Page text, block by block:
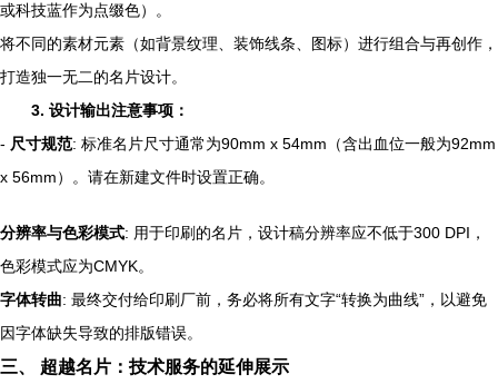
或科技蓝作为点缀色）。
将不同的素材元素（如背景纹理、装饰线条、图标）进行组合与再创作，
打造独一无二的名片设计。
3. 设计输出注意事项：
- 尺寸规范: 标准名片尺寸通常为90mm x 54mm（含出血位一般为92mm
x 56mm）。请在新建文件时设置正确。
分辨率与色彩模式: 用于印刷的名片，设计稿分辨率应不低于300 DPI，
色彩模式应为CMYK。
字体转曲: 最终交付给印刷厂前，务必将所有文字“转换为曲线”，以避免
因字体缺失导致的排版错误。
三、 超越名片：技术服务的延伸展示